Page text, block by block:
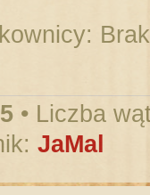
• Liczba
JaMal